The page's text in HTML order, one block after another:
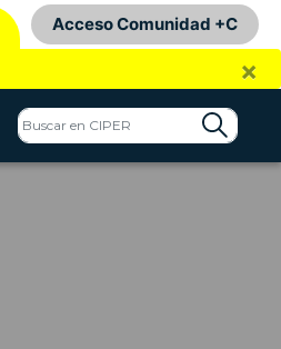
Acceso Comunidad +C
×